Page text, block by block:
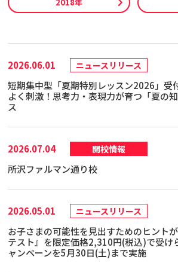
2026.06.01 ニュースリリース
短期集中型「夏期特別レッスン2026」受
よく刺激！思考力・表現力が育つ「夏の
ス
2026.07.04 開校情報
所沢ファルマン通り校
2026.05.01 ニュースリリース
お子さまの可能性を見出すためのヒント
テスト』を限定価格2,310円(税込)で受け
ャンペーンを5月30日(土)まで実施